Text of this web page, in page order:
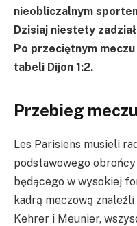
nieobliczalnym
Dzisiaj niestety
Po przeciętnym
tabeli Dijon 1:2.
Przebieg meczu
Les Parisiens musieli
podstawowego
będącego w wysokiej
kadrą meczową
Kehrer i Meunier,